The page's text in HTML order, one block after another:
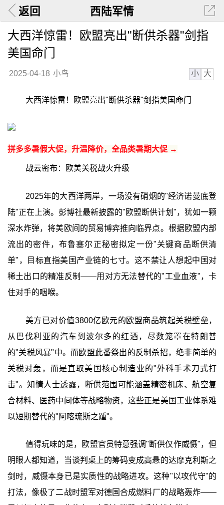
返回 西陆军情
大西洋惊雷！欧盟亮出"断供杀器"剑指
美国命门
2025-04-18 小鸟 小 大
大西洋惊雷！欧盟亮出"断供杀器"剑指美国命门
拼多多暑假大促，升温降价，全品类暑期大促 →
战云密布：欧美关税战火升级
2025年的大西洋两岸，一场没有硝烟的"经济诺曼底登
陆"正在上演。彭博社最新披露的"欧盟断供计划"，犹如一颗
深水炸弹，将美欧间的贸易博弈推向临界点。根据欧盟内部
流出的密件，布鲁塞尔正秘密拟定一份"关键商品断供清
单"，目标直指美国产业链的七寸。这不禁让人想起中国对
稀土出口的精准反制——用对方无法替代的"工业血液"，卡
住对手的咽喉。
美方已对价值3800亿欧元的欧盟商品筑起关税壁垒，
从巴伐利亚的汽车到波尔多的红酒，尽数笼罩在特朗普
的"关税风暴"中。而欧盟此番祭出的反制杀招，绝非简单的
关税对轰，而是直取美国核心制造业的"外科手术刀式打
击"。知情人士透露，断供范围可能涵盖精密机床、航空复
合材料、医药中间体等战略物资，这些正是美国工业体系难
以短期替代的"阿喀琉斯之踵"。
值得玩味的是，欧盟官员特意强调"断供仅作威慑"，但
明眼人都知道，当谈判桌上的筹码变成高悬的达摩克利斯之
剑时，威慑本身已是实质性的战略进攻。这种"以攻代守"的
打法，像极了二战时盟军对德国合成燃料厂的战略轰炸——